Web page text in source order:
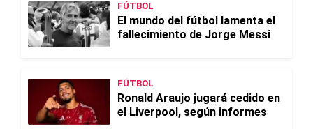
FÚTBOL
El mundo del fútbol lamenta el
fallecimiento de Jorge Messi
FÚTBOL
Ronald Araujo jugará cedido en
el Liverpool, según informes